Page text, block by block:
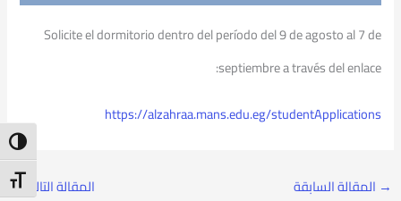
Size
Solicite el dormitorio dentro del período del 9 de agosto al 7 de
septiembre a través del enlace:
https://alzahraa.mans.edu.eg/studentApplications
→ المقالة السابقة المقالة التالية ←